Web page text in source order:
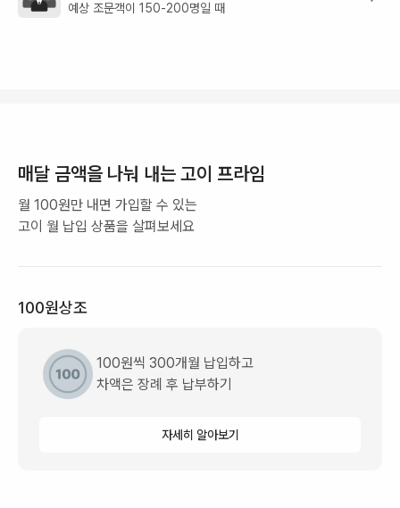
예상 조문객이 150-200명일 때
매달 금액을 나눠 내는 고이 프라임
월 100원만 내면 가입할 수 있는
고이 월 납입 상품을 살펴보세요
100원상조
100원씩 300개월 납입하고
차액은 장례 후 납부하기
자세히 알아보기